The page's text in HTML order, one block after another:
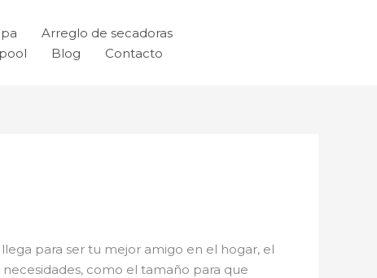
Arreglo de secadoras
Blog Contacto
para ser tu mejor amigo en el hogar, el
como el tamaño para que